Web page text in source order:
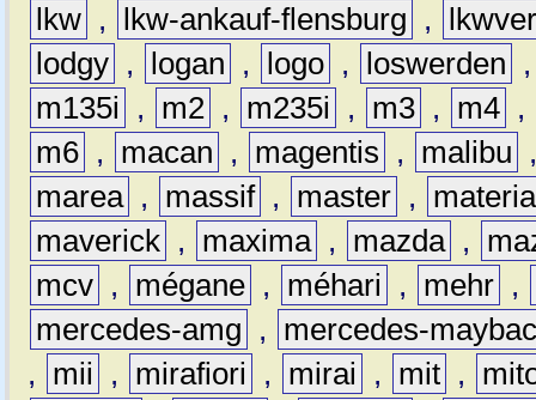
lkw , lkw-ankauf-flensburg ,
lodgy , logan , logo , loswerden
m135i
, m2 , m235i , m3 , m4 ,
m6 , macan , magentis , malibu
marea , massif , master ,
materia
maverick , maxima , mazda ,
mcv , mégane , méhari , mehr ,
mercedes-amg
,
mercedes-
,
mii , mirafiori , mirai , mit ,